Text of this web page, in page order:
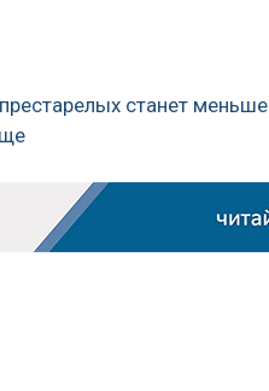
станет меньше